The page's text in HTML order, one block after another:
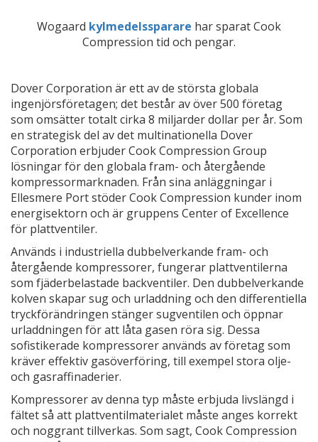
Wogaard kylmedelssparare har sparat Cook
Compression tid och pengar.
Dover Corporation är ett av de största globala
ingenjörsföretagen; det består av över 500 företag
som omsätter totalt cirka 8 miljarder dollar per år. Som
en strategisk del av det multinationella Dover
Corporation erbjuder Cook Compression Group
lösningar för den globala fram- och återgående
kompressormarknaden. Från sina anläggningar i
Ellesmere Port stöder Cook Compression kunder inom
energisektorn och är gruppens Center of Excellence
för plattventiler.
Används i industriella dubbelverkande fram- och
återgående kompressorer, fungerar plattventilerna
som fjäderbelastade backventiler. Den dubbelverkande
kolven skapar sug och urladdning och den differentiella
tryckförändringen stänger sugventilen och öppnar
urladdningen för att låta gasen röra sig. Dessa
sofistikerade kompressorer används av företag som
kräver effektiv gasöverföring, till exempel stora olje-
och gasraffinaderier.
Kompressorer av denna typ måste erbjuda livslängd i
fältet så att plattventilmaterialet måste anges korrekt
och noggrant tillverkas. Som sagt, Cook Compression